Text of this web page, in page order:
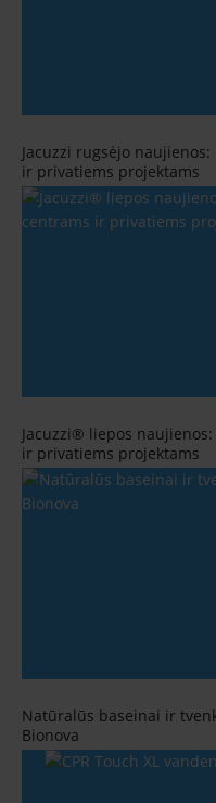
Jacuzzi rugsėjo
ir privatiems projektams
Jacuzzi® liepos
ir privatiems projektams
Natūralūs baseinai ir
Bionova